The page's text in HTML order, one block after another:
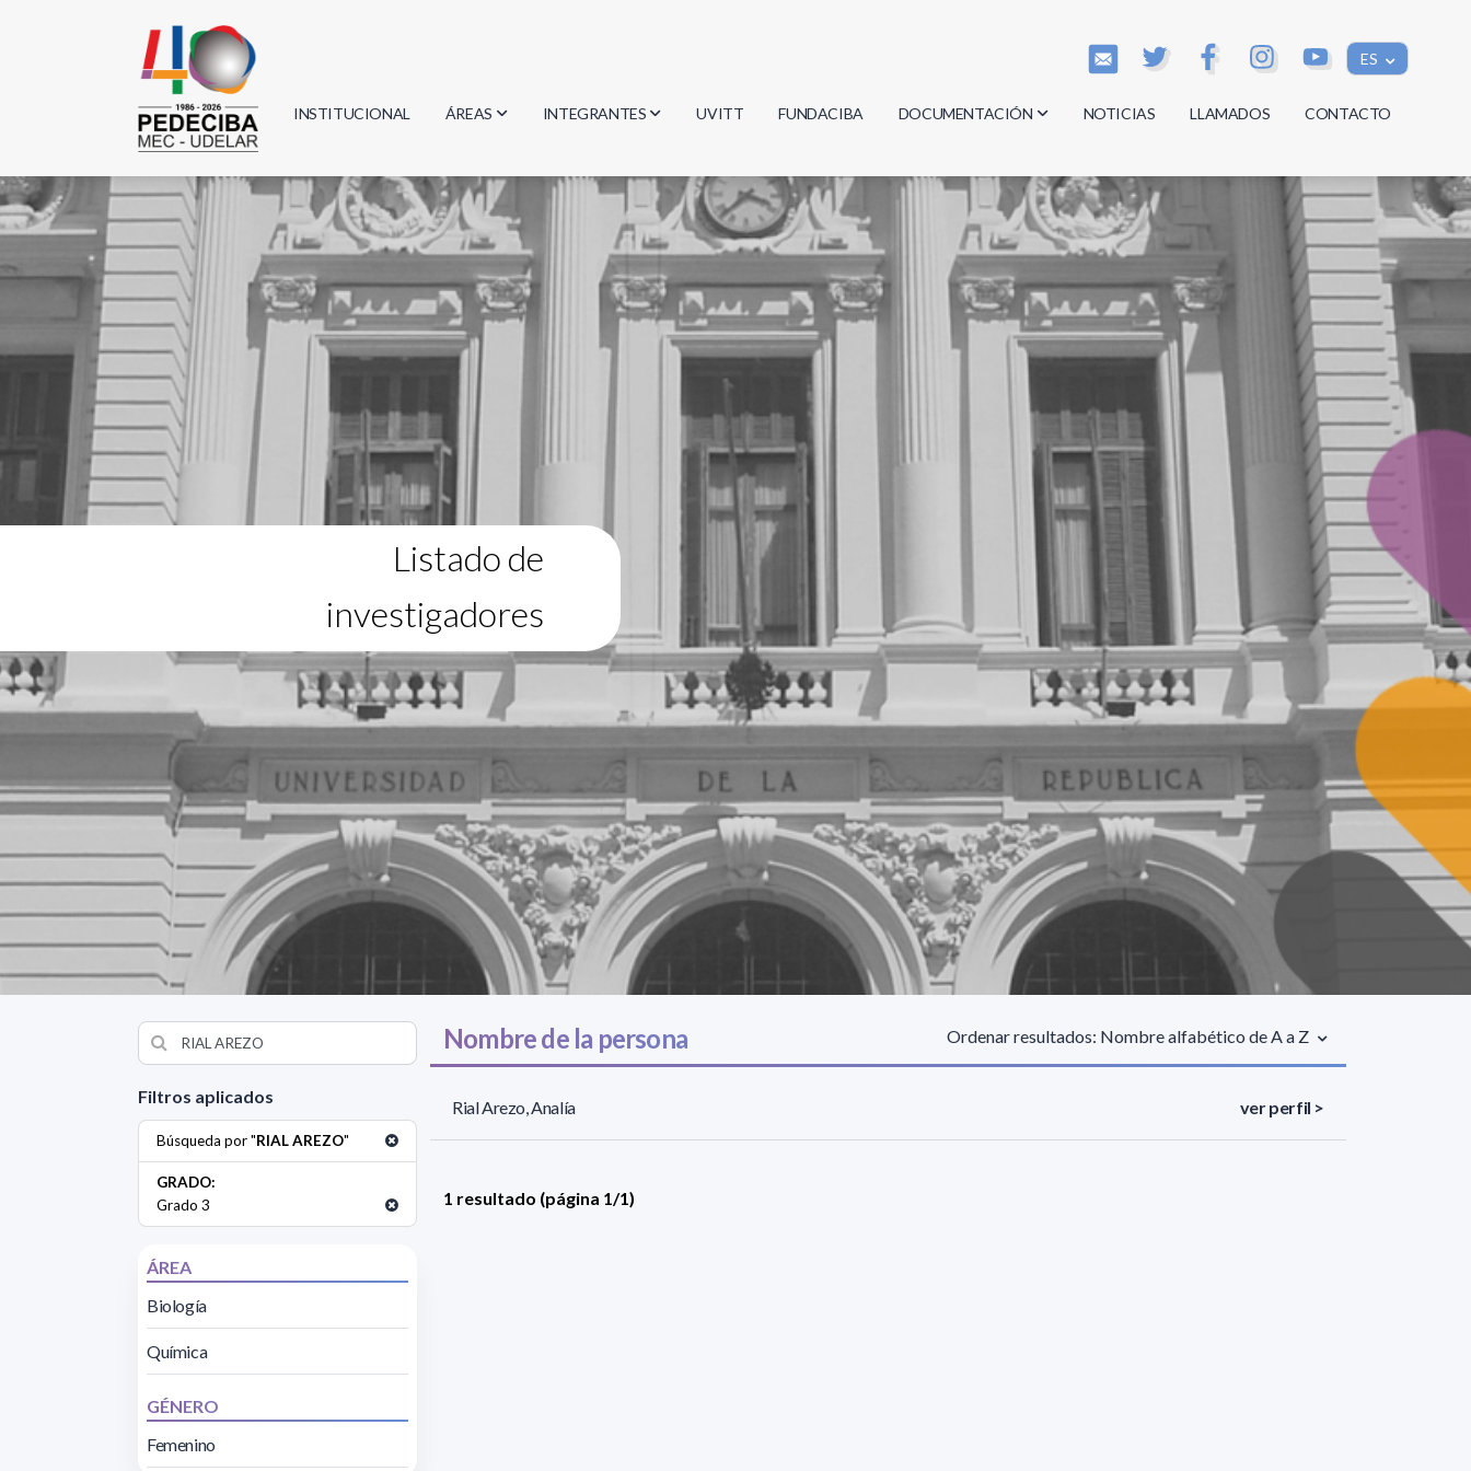
ES
INSTITUCIONAL ÁREAS
Biología
Física
Geociencias
Informática
Matemática
INTEGRANTES
Investigadores
Estudiantes
Egresados
UVITT FUNDACIBA DOCUMENTACIÓN
Actas
Reglamentos
Documentos
NOTICIAS LLAMADOS CONTACTO
Listado de
investigadores
Filtros aplicados
Búsqueda por "RIAL AREZO"
GRADO:
Grado 3
ÁREA
Biología
Química
GÉNERO
Femenino
Nombre de la persona Ordenar resultados: Nombre alfabético de A a Z
Rial Arezo, Analía ver perfil >
1 resultado (página 1/1)